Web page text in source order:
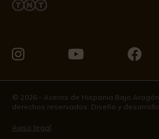
en
Instagram
en
Youtube
en
© 2026 - Aceros de Hispania Bajo
derechos reservados. Diseño y
Aviso legal